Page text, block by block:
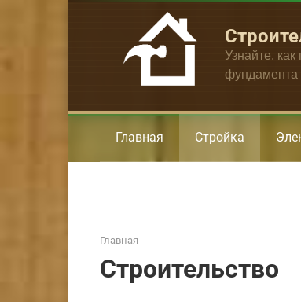
Узнайте,
фундамента
Главная Стройка
Главная
Строительство